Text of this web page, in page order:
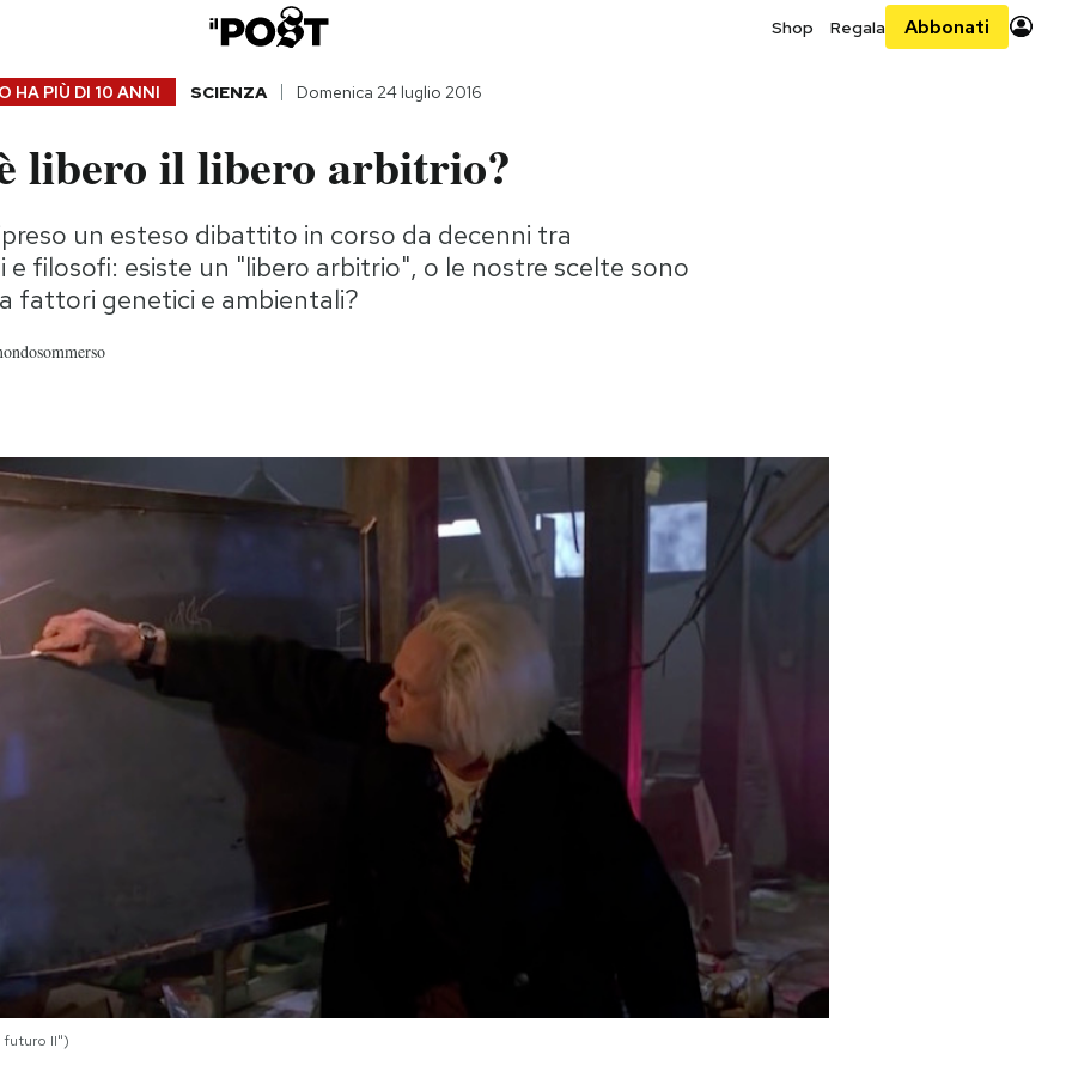
Shop Regala Abbonati
HA PIÙ DI 10 ANNI SCIENZA Domenica 24 luglio 2016
libero il libero arbitrio?
un esteso dibattito in corso da decenni tra
e filosofi: esiste un "libero arbitrio", o le nostre scelte sono
fattori genetici e ambientali?
II")